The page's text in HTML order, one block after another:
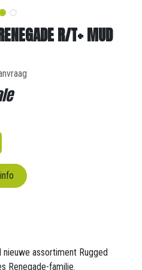
R/T+ MUD
nieuwe assortiment Rugged
Renegade-familie.